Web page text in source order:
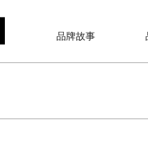
品牌故事